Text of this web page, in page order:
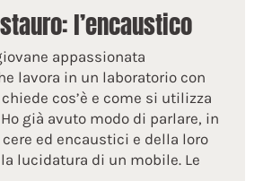
l’encaustico
appassionata
lavora in un laboratorio con
cos’è e come si utilizza
già avuto modo di parlare, in
ed encaustici e della loro
lucidatura di un mobile. Le